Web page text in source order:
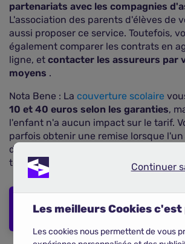
partenariats avec les compagnies
L'association des parents d'élèves de
aussi proposer ce service. Toutefois,
également comparer les contrats en
ligne, et contacter les assureurs par
moyens .
Nota Bene : La couverture scolaire
10 et 40 euros selon les garanties,
l'enfant n'a aucun impact sur le tarif.
parfois obtenir une remise lorsque
déjà client ou si l'assureur propose
toute la famille.
COMPARER LES
SCOLAIRES
Continuer
Les meilleurs Cookies c'est
Les cookies nous permettent de vous
Continuer